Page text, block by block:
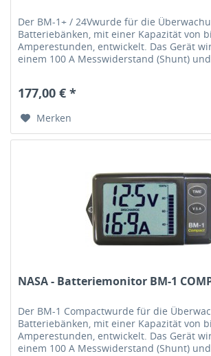
Der BM-1+ / 24Vwurde für die
Batteriebänken, mit einer Kapazität von
Amperestunden, entwickelt. Das Gerät
einem 100 A Messwiderstand (Shunt)
177,00 € *
Merken
NASA - Batteriemonitor BM-1
Der BM-1 Compactwurde für die
Batteriebänken, mit einer Kapazität von
Amperestunden, entwickelt. Das Gerät
einem 100 A Messwiderstand (Shunt)